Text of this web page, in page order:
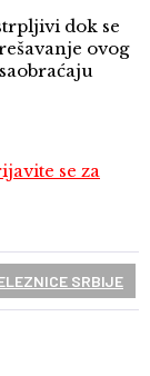
dok se
ovog
se za
SRBIJE